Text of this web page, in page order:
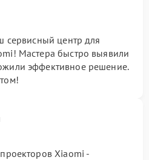
сервисный центр для
Мастера быстро выявили
эффективное решение.
Xiaomi -